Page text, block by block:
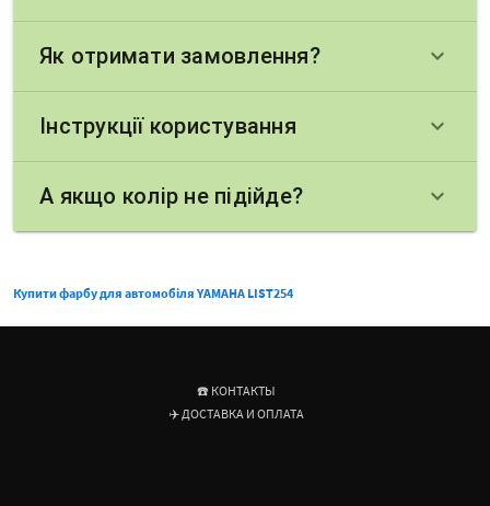
Як отримати замовлення? keyboard_arrow_down
Інструкції користування keyboard_arrow_down
А якщо колір не підійде? keyboard_arrow_down
Купити фарбу для автомобіля YAMAHA LIST254
☎️ КОНТАКТЫ
✈️ ДОСТАВКА И ОПЛАТА